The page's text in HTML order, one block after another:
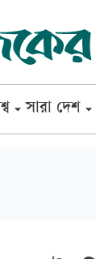
সারা দেশ